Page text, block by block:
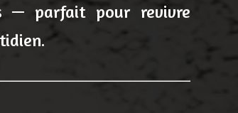
— parfait pour revivre